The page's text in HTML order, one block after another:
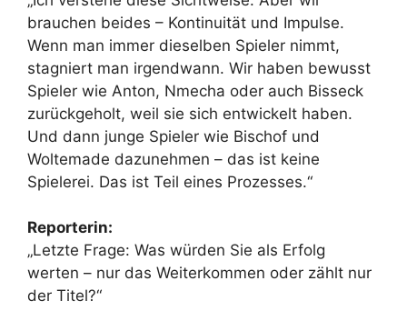
brauchen beides – Kontinuität und Impulse.
Wenn man immer dieselben Spieler nimmt,
stagniert man irgendwann. Wir haben bewusst
Spieler wie Anton, Nmecha oder auch Bisseck
zurückgeholt, weil sie sich entwickelt haben.
Und dann junge Spieler wie Bischof und
Woltemade dazunehmen – das ist keine
Spielerei. Das ist Teil eines Prozesses.“
Reporterin:
„Letzte Frage: Was würden Sie als Erfolg
werten – nur das Weiterkommen oder zählt nur
der Titel?“